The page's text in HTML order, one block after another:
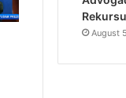
Rekursu
August